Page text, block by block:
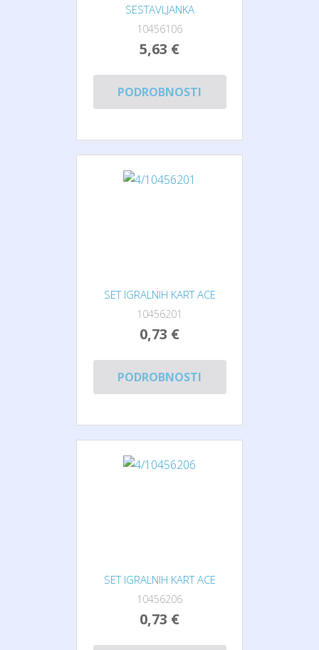
SESTAVLJANKA
10456106
5,63 €
PODROBNOSTI
SET IGRALNIH KART ACE
10456201
0,73 €
PODROBNOSTI
SET IGRALNIH KART ACE
10456206
0,73 €